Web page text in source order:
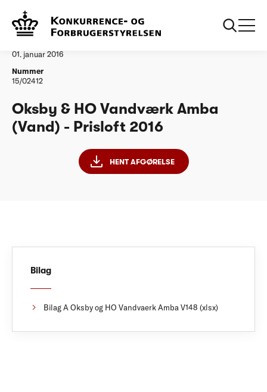
Vandtilsyn
01. januar 2016
Nummer
15/02412
Oksby & HO Vandværk Amba
(Vand) - Prisloft 2016
HENT AFGØRELSE
Bilag
Bilag A Oksby og HO Vandvaerk Amba V148 (xlsx)